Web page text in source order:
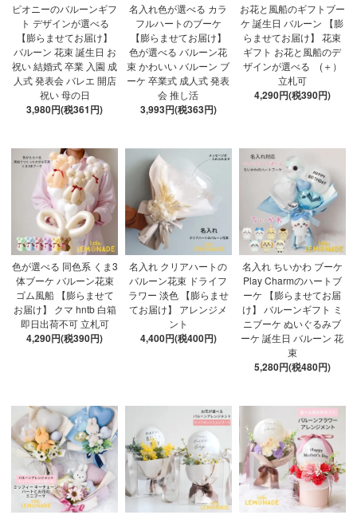
ピオニーのバルーンギフ
ト デザインが選べる
【膨らませてお届け】
バルーン 花束 誕生日 お
祝い 結婚式 卒業 入園 成
人式 発表会 バレエ 開店
祝い 母の日
3,980円(税361円)
名入れ色が選べる カラ
フルハートのブーケ
【膨らませてお届け】
色が選べる バルーン花
束 かわいい バルーン ブ
ーケ 卒業式 成人式 発表
会 推し活
3,993円(税363円)
お花と風船のギフトブー
ケ 誕生日 バルーン 【膨
らませてお届け】 花束
ギフト お花と風船のデ
ザインが選べる (＋）
立札可
4,290円(税390円)
色が選べる 同色系 くま3
体ブーケ バルーン花束
ゴム風船 【膨らませて
お届け】 クマ hntb 白箱
即日出荷不可 立札可
4,290円(税390円)
名入れ クリアハートの
バルーン花束 ドライフ
ラワー 淡色 【膨らませ
てお届け】 アレンジメ
ント
4,400円(税400円)
名入れ ちいかわ ブーケ
Play Charmのハートブ
ーケ 【膨らませてお届
け】 バルーンギフト ミ
ニブーケ ぬいぐるみブ
ーケ 誕生日 バルーン 花
束
5,280円(税480円)